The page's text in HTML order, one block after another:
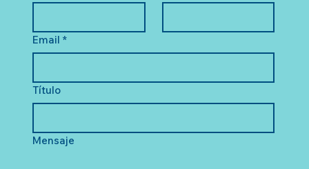
Email *
Título
Mensaje